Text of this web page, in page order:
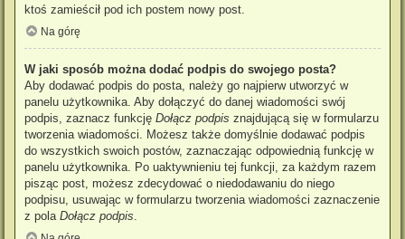
ktoś zamieścił pod ich postem nowy post.
Na górę
W jaki sposób można dodać podpis do swojego posta?
Aby dodawać podpis do posta, należy go najpierw utworzyć w
panelu użytkownika. Aby dołączyć do danej wiadomości swój
podpis, zaznacz funkcję Dołącz podpis znajdującą się w formularzu
tworzenia wiadomości. Możesz także domyślnie dodawać podpis
do wszystkich swoich postów, zaznaczając odpowiednią funkcję w
panelu użytkownika. Po uaktywnieniu tej funkcji, za każdym razem
pisząc post, możesz zdecydować o niedodawaniu do niego
podpisu, usuwając w formularzu tworzenia wiadomości zaznaczenie
z pola Dołącz podpis.